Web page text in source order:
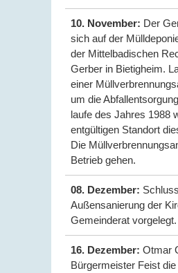
10. November: Der
sich auf der
der Mittelbadischen
Gerber in Bietigheim.
einer
um die
laufe des Jahres 1988
entgültigen Standort
Die
Betrieb gehen.
08. Dezember:
Außensanierung der
Gemeinderat vorgelegt.
16. Dezember: Otmar
Bürgermeister Feist